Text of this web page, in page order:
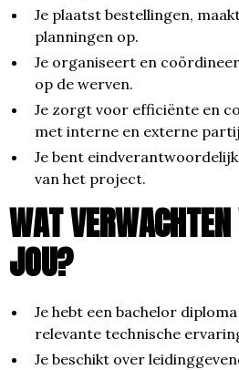
Je plaatst bestellingen,
planningen op.
Je organiseert en
op de werven.
Je zorgt voor efficiënte en
met interne en externe
Je bent
van het project.
WAT
JOU?
Je hebt een bachelor
relevante technische
Je beschikt over